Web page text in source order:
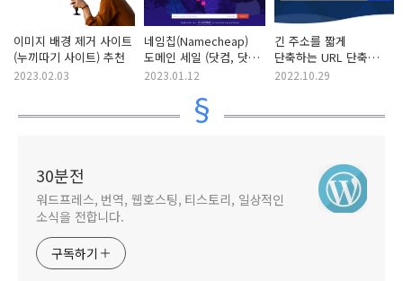
이미지 배경 제거 사이트
(누끼따기 사이트) 추천
2023.02.03
네임칩(Namecheap)
도메인 세일 (닷컴, 닷넷
도메인 등)
2023.01.12
긴 주소를 짧게
단축하는 URL 단축
서비스 사이트를 만들
2022.10.29
30분전
워드프레스, 번역, 웹호스팅, 티스토리, 일상적인
소식을 전합니다.
구독하기